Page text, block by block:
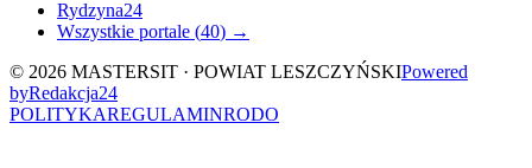
Rydzyna24
Wszystkie portale (40) →
© 2026 MASTERSIT · POWIAT LESZCZYŃSKIPowered
byRedakcja24
POLITYKAREGULAMINRODO